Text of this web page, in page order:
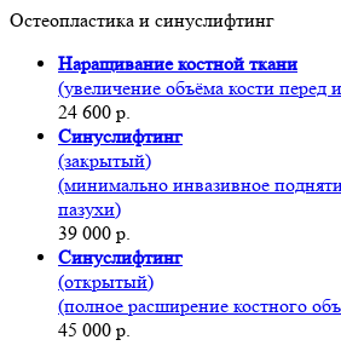
Остеопластика и синуслифтинг
Наращивание костной ткани
(увеличение объёма кости перед
24 600 р.
Синуслифтинг
(закрытый)
(минимально инвазивное
пазухи)
39 000 р.
Синуслифтинг
(открытый)
(полное расширение костного
45 000 р.